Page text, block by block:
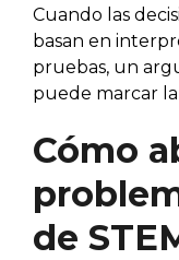
Cuando las
basan en
pruebas, un
puede marcar
Cómo
de